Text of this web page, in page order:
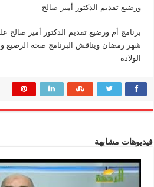
ورضيع تقديم الدكتور أمير صالح
برنامج أم ورضيع تقديم الدكتور أمير صالح
شهر رمضان ويناقش البرنامج صحة الرضيع
الولادة
فيديوهات مشابهة